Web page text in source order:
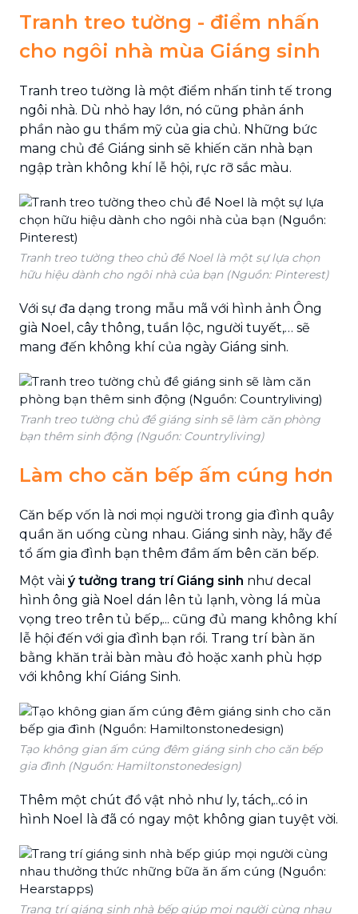
Tranh treo tường - điểm nhấn
cho ngôi nhà mùa Giáng sinh
Tranh treo tường là một điểm nhấn tinh tế trong
ngôi nhà. Dù nhỏ hay lớn, nó cũng phản ánh
phần nào gu thẩm mỹ của gia chủ. Những bức
mang chủ đề Giáng sinh sẽ khiến căn nhà bạn
ngập tràn không khí lễ hội, rực rỡ sắc màu.
Tranh treo tường theo chủ đề Noel là một sự lựa chọn
hữu hiệu dành cho ngôi nhà của bạn (Nguồn: Pinterest)
Với sự đa dạng trong mẫu mã với hình ảnh Ông
già Noel, cây thông, tuần lộc, người tuyết,… sẽ
mang đến không khí của ngày Giáng sinh.
Tranh treo tường chủ đề giáng sinh sẽ làm căn phòng
bạn thêm sinh động (Nguồn: Countryliving)
Làm cho căn bếp ấm cúng hơn
Căn bếp vốn là nơi mọi người trong gia đình quây
quần ăn uống cùng nhau. Giáng sinh này, hãy để
tổ ấm gia đình bạn thêm đầm ấm bên căn bếp.
Một vài ý tưởng trang trí Giáng sinh như decal
hình ông già Noel dán lên tủ lạnh, vòng lá mùa
vọng treo trên tủ bếp,... cũng đủ mang không khí
lễ hội đến với gia đình bạn rồi. Trang trí bàn ăn
bằng khăn trải bàn màu đỏ hoặc xanh phù hợp
với không khí Giáng Sinh.
Tạo không gian ấm cúng đêm giáng sinh cho căn bếp
gia đình (Nguồn: Hamiltonstonedesign)
Thêm một chút đồ vật nhỏ như ly, tách,..có in
hình Noel là đã có ngay một không gian tuyệt vời.
Trang trí giáng sinh nhà bếp giúp mọi người cùng nhau